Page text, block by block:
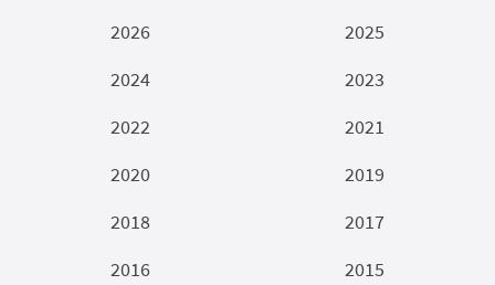
2026
2025
2024
2023
2022
2021
2020
2019
2018
2017
2016
2015